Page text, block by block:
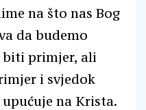
na što nas Bog
da budemo
biti primjer, ali
i svjedok
na Krista.